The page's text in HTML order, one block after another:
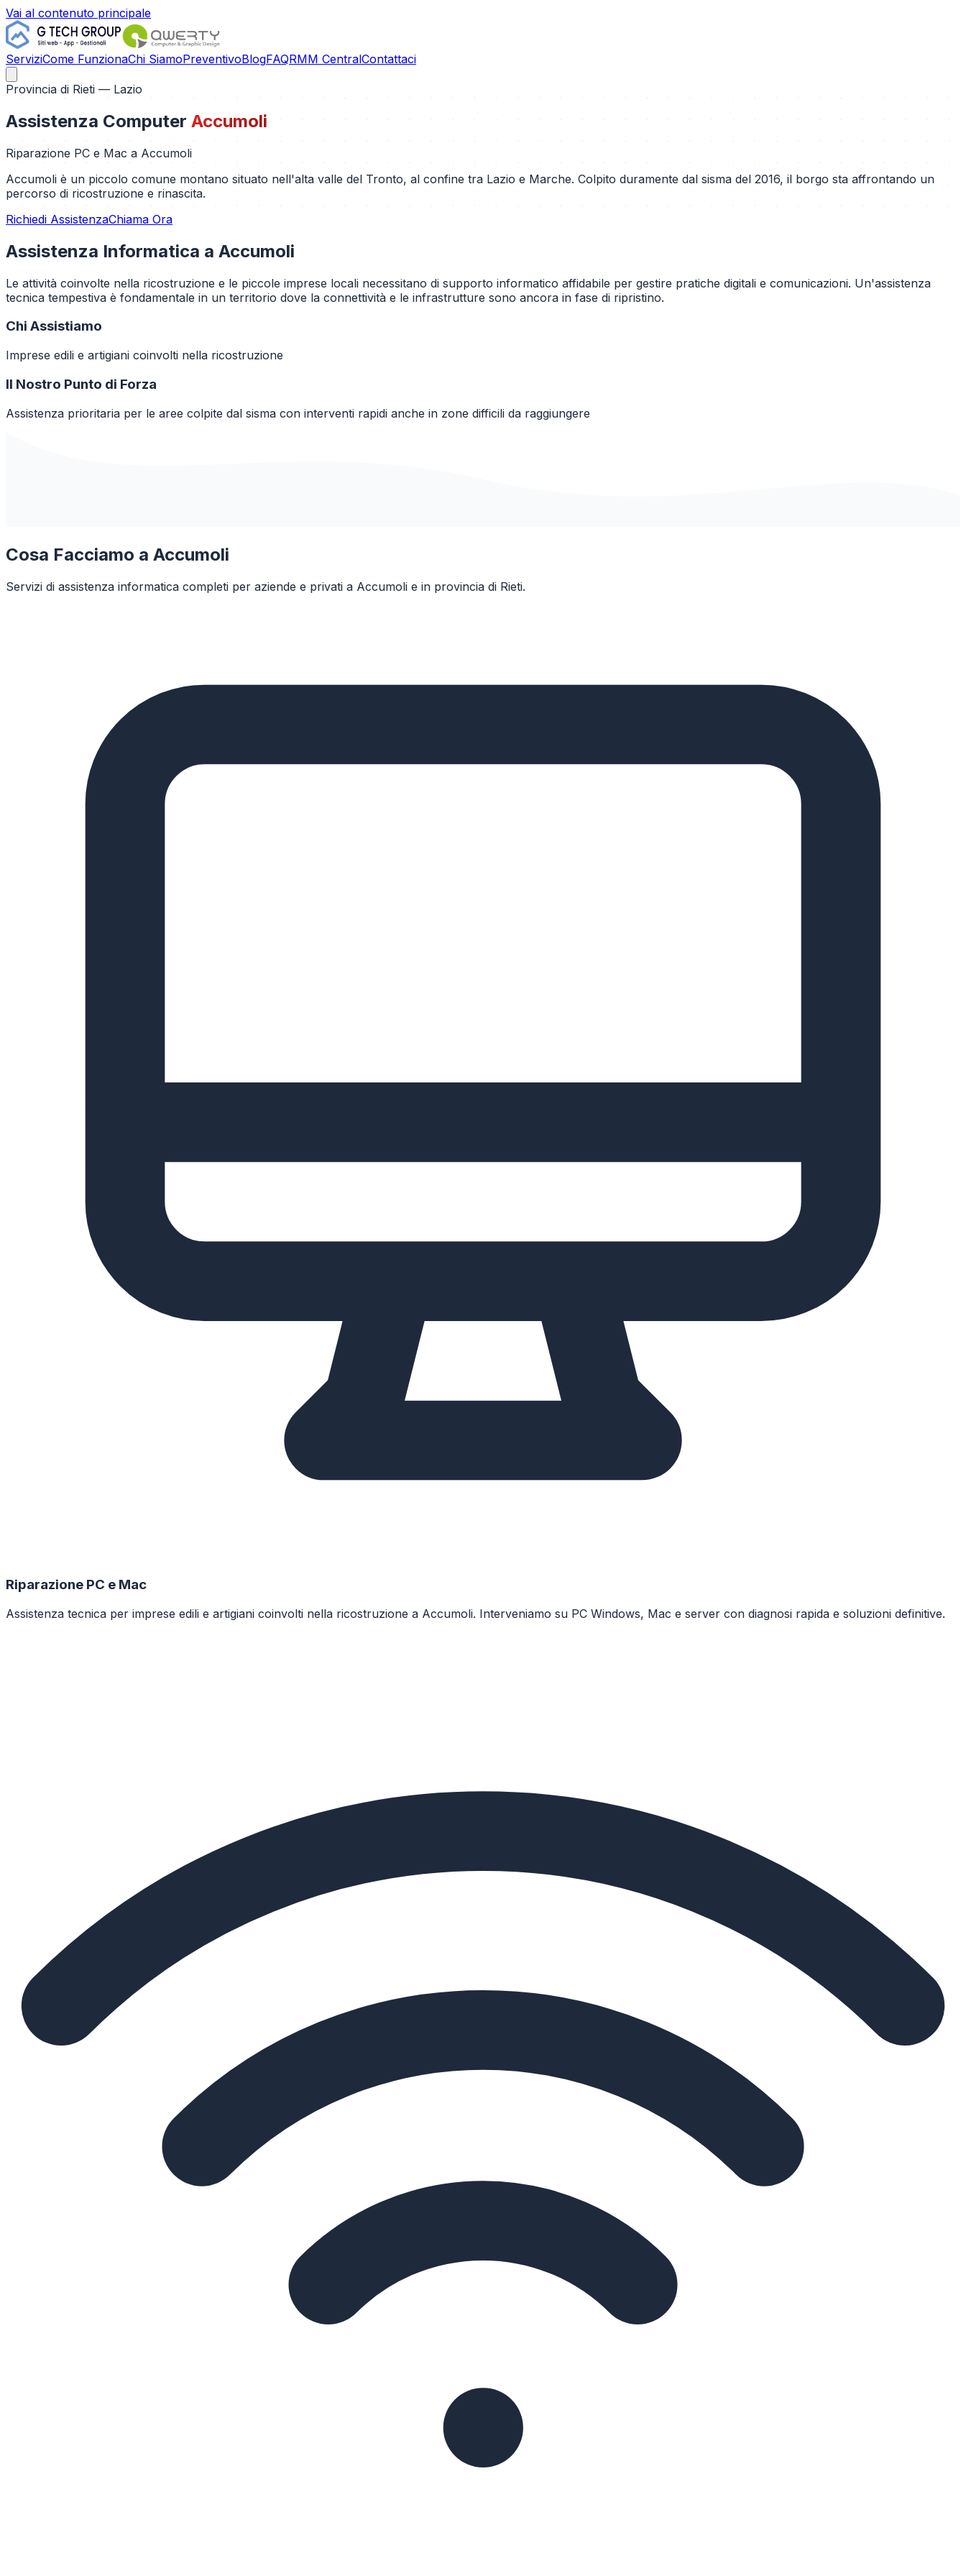
Vai al contenuto principale
ServiziCome FunzionaChi SiamoPreventivoBlogFAQRMM CentralContattaci
Provincia di Rieti — Lazio
Assistenza Computer Accumoli
Riparazione PC e Mac a Accumoli
Accumoli è un piccolo comune montano situato nell'alta valle del Tronto, al confine tra Lazio e Marche. Colpito duramente dal sisma del 2016, il borgo sta affrontando un
percorso di ricostruzione e rinascita.
Richiedi AssistenzaChiama Ora
Assistenza Informatica a Accumoli
Le attività coinvolte nella ricostruzione e le piccole imprese locali necessitano di supporto informatico affidabile per gestire pratiche digitali e comunicazioni. Un'assistenza
tecnica tempestiva è fondamentale in un territorio dove la connettività e le infrastrutture sono ancora in fase di ripristino.
Chi Assistiamo
Imprese edili e artigiani coinvolti nella ricostruzione
Il Nostro Punto di Forza
Assistenza prioritaria per le aree colpite dal sisma con interventi rapidi anche in zone difficili da raggiungere
Cosa Facciamo a Accumoli
Servizi di assistenza informatica completi per aziende e privati a Accumoli e in provincia di Rieti.
Riparazione PC e Mac
Assistenza tecnica per imprese edili e artigiani coinvolti nella ricostruzione a Accumoli. Interveniamo su PC Windows, Mac e server con diagnosi rapida e soluzioni definitive.